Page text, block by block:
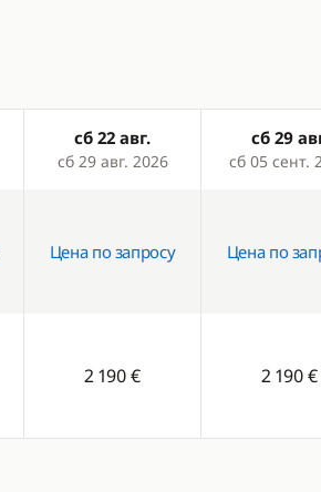
сб 22 авг.
сб 29 авг. 2026
сб 29
сб 05 сент.
Цена по запросу Цена по
2 190 € 2 190 €